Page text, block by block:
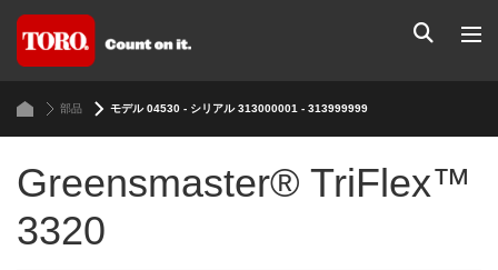
部品 モデル 04530 - シリアル 313000001 - 313999999
Greensmaster® TriFlex™
3320